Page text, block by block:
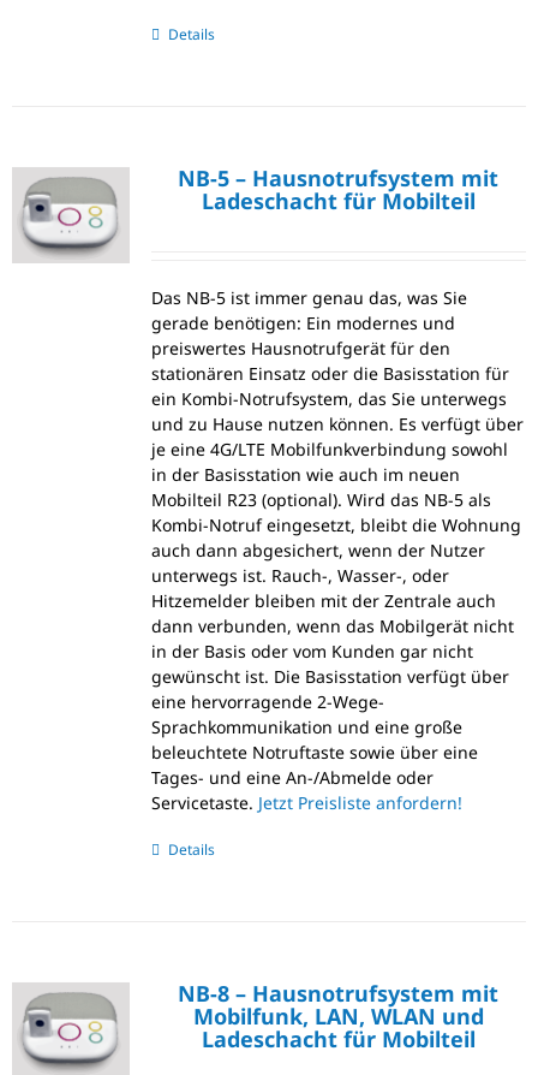
Details
NB-5 – Hausnotrufsystem mit
Ladeschacht für Mobilteil
Das NB-5 ist immer genau das, was Sie
gerade benötigen: Ein modernes und
preiswertes Hausnotrufgerät für den
stationären Einsatz oder die Basisstation für
ein Kombi-Notrufsystem, das Sie unterwegs
und zu Hause nutzen können. Es verfügt über
je eine 4G/LTE Mobilfunkverbindung sowohl
in der Basisstation wie auch im neuen
Mobilteil R23 (optional). Wird das NB-5 als
Kombi-Notruf eingesetzt, bleibt die Wohnung
auch dann abgesichert, wenn der Nutzer
unterwegs ist. Rauch-, Wasser-, oder
Hitzemelder bleiben mit der Zentrale auch
dann verbunden, wenn das Mobilgerät nicht
in der Basis oder vom Kunden gar nicht
gewünscht ist. Die Basisstation verfügt über
eine hervorragende 2-Wege-
Sprachkommunikation und eine große
beleuchtete Notruftaste sowie über eine
Tages- und eine An-/Abmelde oder
Servicetaste. Jetzt Preisliste anfordern!
Details
NB-8 – Hausnotrufsystem mit
Mobilfunk, LAN, WLAN und
Ladeschacht für Mobilteil